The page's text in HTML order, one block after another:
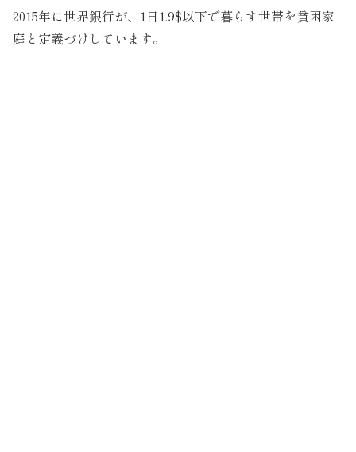
2015年に世界銀行が、1日1.9$以下で暮らす世帯を貧困家
庭と定義づけしています。